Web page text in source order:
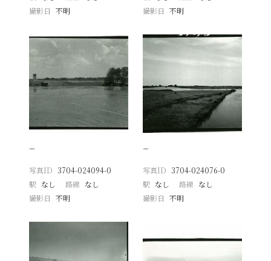
撮影日
不明
撮影日 不明
−
写真ID 3704-024094-0
駅 なし 路線 なし
撮影日
不明
−
写真ID 3704-024076-0
駅 なし 路線 なし
撮影日 不明